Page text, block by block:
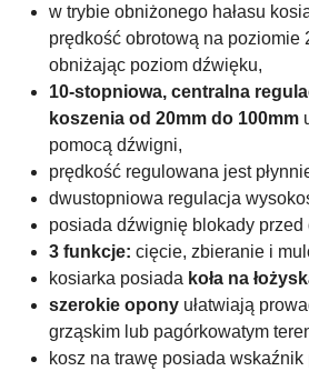
w trybie obniżonego hałasu
prędkość obrotową na poziomie
obniżając poziom dźwięku,
10-stopniowa, centralna
koszenia od 20mm do 100mm
pomocą dźwigni,
prędkość regulowana jest
dwustopniowa regulacja
posiada dźwignię blokady przed
3 funkcje: cięcie, zbieranie i
kosiarka posiada koła na
szerokie opony ułatwiają
grząskim lub pagórkowatym
kosz na trawę posiada wskaźnik